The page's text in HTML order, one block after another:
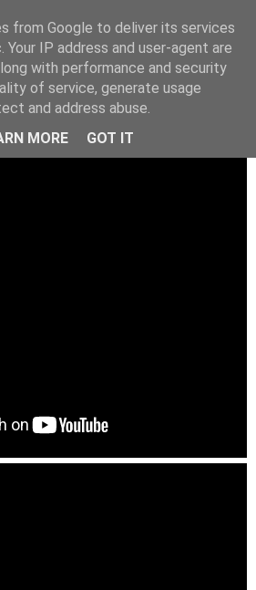
from Google to deliver its services
IP address and user-agent are
with performance and security
of service, generate usage
and address abuse.
MORE
GOT IT